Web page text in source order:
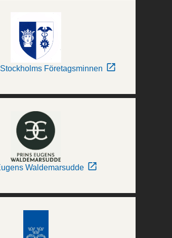
Företagsminnen
Waldemarsudde